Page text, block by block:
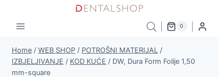
content
0
Home / WEB SHOP / POTROŠNI MATERIJAL /
IZBJELJIVANJE / KOD KUĆE / DW, Dura Form Folije 1,50
mm-square